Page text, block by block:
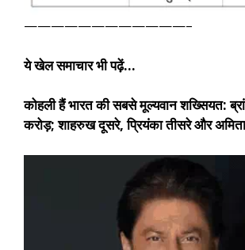
————————————–
ये खेल समाचार भी पढ़ें…
कोहली हैं भारत की सबसे मूल्यवान शख्सियत:
करोड़; शाहरुख दूसरे, प्रियंका तीसरे और